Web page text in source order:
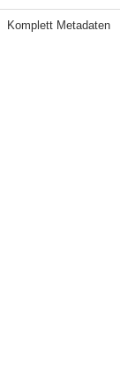
Komplett Metadaten